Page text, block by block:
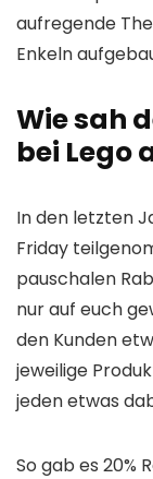
aufregende
Enkeln
Wie sah
bei Lego
In den letzten
Friday
pauschalen
nur auf euch
den Kunden
jeweilige
jeden etwas
So gab es 20%